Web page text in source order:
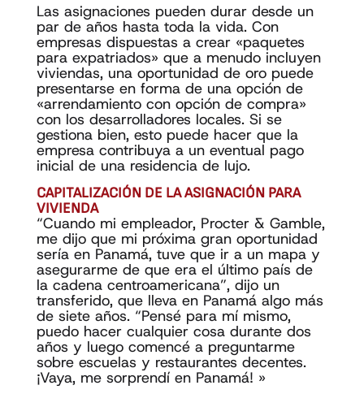
Las asignaciones pueden durar desde un
par de años hasta toda la vida. Con
empresas dispuestas a crear «paquetes
para expatriados» que a menudo incluyen
viviendas, una oportunidad de oro puede
presentarse en forma de una opción de
«arrendamiento con opción de compra»
con los desarrolladores locales. Si se
gestiona bien, esto puede hacer que la
empresa contribuya a un eventual pago
inicial de una residencia de lujo.
CAPITALIZACIÓN DE LA ASIGNACIÓN PARA
VIVIENDA
“Cuando mi empleador, Procter & Gamble,
me dijo que mi próxima gran oportunidad
sería en Panamá, tuve que ir a un mapa y
asegurarme de que era el último país de
la cadena centroamericana”, dijo un
transferido, que lleva en Panamá algo más
de siete años. “Pensé para mí mismo,
puedo hacer cualquier cosa durante dos
años y luego comencé a preguntarme
sobre escuelas y restaurantes decentes.
¡Vaya, me sorprendí en Panamá! »